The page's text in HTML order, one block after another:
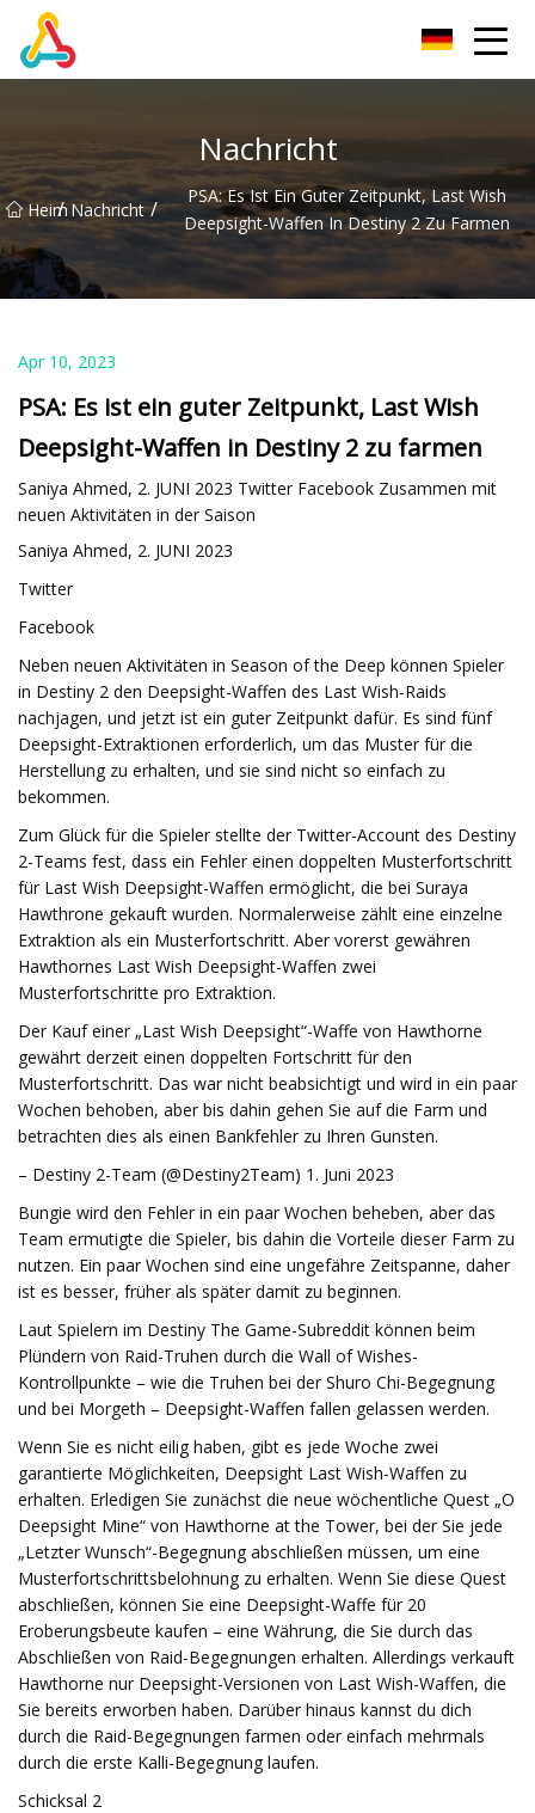
Nachricht
Heim
/ Nachricht /
PSA: Es Ist Ein Guter Zeitpunkt, Last Wish
Deepsight-Waffen In Destiny 2 Zu Farmen
Apr 10, 2023
PSA: Es ist ein guter Zeitpunkt, Last Wish
Deepsight-Waffen in Destiny 2 zu farmen
Saniya Ahmed, 2. JUNI 2023 Twitter Facebook Zusammen mit
neuen Aktivitäten in der Saison
Saniya Ahmed, 2. JUNI 2023
Twitter
Facebook
Neben neuen Aktivitäten in Season of the Deep können Spieler
in Destiny 2 den Deepsight-Waffen des Last Wish-Raids
nachjagen, und jetzt ist ein guter Zeitpunkt dafür. Es sind fünf
Deepsight-Extraktionen erforderlich, um das Muster für die
Herstellung zu erhalten, und sie sind nicht so einfach zu
bekommen.
Zum Glück für die Spieler stellte der Twitter-Account des Destiny
2-Teams fest, dass ein Fehler einen doppelten Musterfortschritt
für Last Wish Deepsight-Waffen ermöglicht, die bei Suraya
Hawthrone gekauft wurden. Normalerweise zählt eine einzelne
Extraktion als ein Musterfortschritt. Aber vorerst gewähren
Hawthornes Last Wish Deepsight-Waffen zwei
Musterfortschritte pro Extraktion.
Der Kauf einer „Last Wish Deepsight“-Waffe von Hawthorne
gewährt derzeit einen doppelten Fortschritt für den
Musterfortschritt. Das war nicht beabsichtigt und wird in ein paar
Wochen behoben, aber bis dahin gehen Sie auf die Farm und
betrachten dies als einen Bankfehler zu Ihren Gunsten.
– Destiny 2-Team (@Destiny2Team) 1. Juni 2023
Bungie wird den Fehler in ein paar Wochen beheben, aber das
Team ermutigte die Spieler, bis dahin die Vorteile dieser Farm zu
nutzen. Ein paar Wochen sind eine ungefähre Zeitspanne, daher
ist es besser, früher als später damit zu beginnen.
Laut Spielern im Destiny The Game-Subreddit können beim
Plündern von Raid-Truhen durch die Wall of Wishes-
Kontrollpunkte – wie die Truhen bei der Shuro Chi-Begegnung
und bei Morgeth – Deepsight-Waffen fallen gelassen werden.
Wenn Sie es nicht eilig haben, gibt es jede Woche zwei
garantierte Möglichkeiten, Deepsight Last Wish-Waffen zu
erhalten. Erledigen Sie zunächst die neue wöchentliche Quest „O
Deepsight Mine“ von Hawthorne at the Tower, bei der Sie jede
„Letzter Wunsch“-Begegnung abschließen müssen, um eine
Musterfortschrittsbelohnung zu erhalten. Wenn Sie diese Quest
abschließen, können Sie eine Deepsight-Waffe für 20
Eroberungsbeute kaufen – eine Währung, die Sie durch das
Abschließen von Raid-Begegnungen erhalten. Allerdings verkauft
Hawthorne nur Deepsight-Versionen von Last Wish-Waffen, die
Sie bereits erworben haben. Darüber hinaus kannst du dich
durch die Raid-Begegnungen farmen oder einfach mehrmals
durch die erste Kalli-Begegnung laufen.
Schicksal 2